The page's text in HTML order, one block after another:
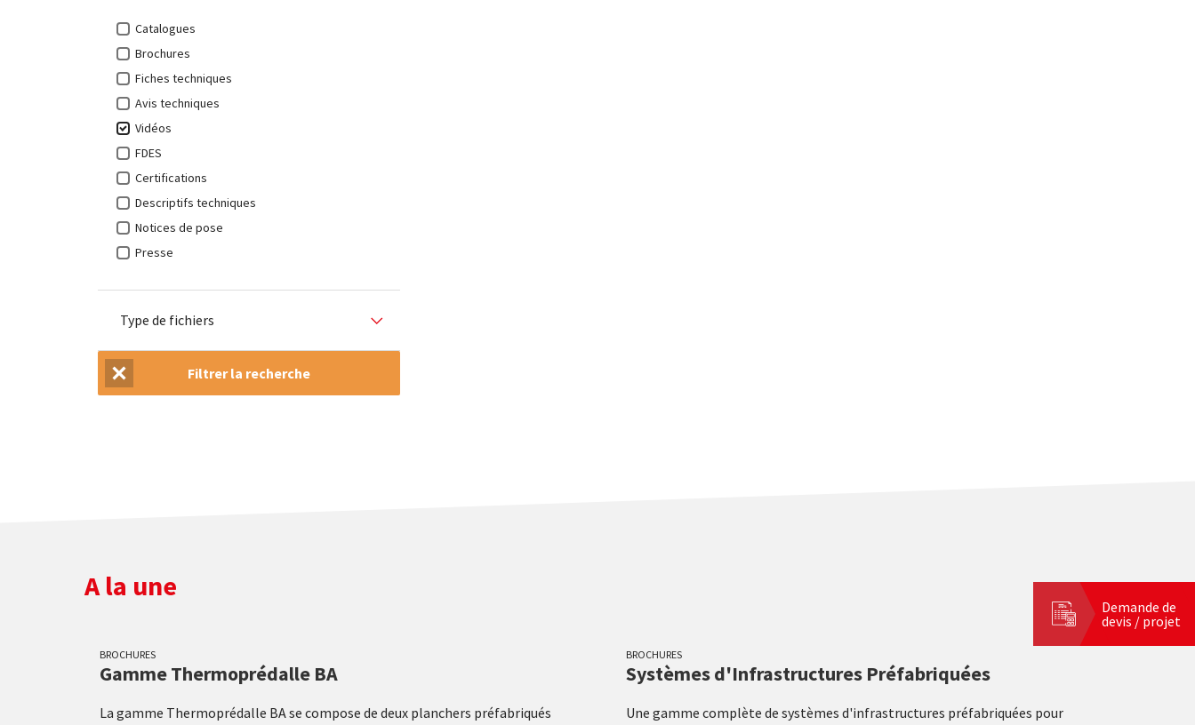
Catalogues
Brochures
Fiches techniques
Avis techniques
Vidéos
FDES
Certifications
Descriptifs techniques
Notices de pose
Presse
Type de fichiers
Réinitialiser la recherche
Filtrer la recherche
A la une
BROCHURES
Gamme Thermoprédalle BA
La gamme Thermoprédalle BA se compose de deux planchers préfabriqués
BROCHURES
Systèmes d'Infrastructures Préfabriquées
Une gamme complète de systèmes d'infrastructures préfabriquées pour
Demande de
devis / projet